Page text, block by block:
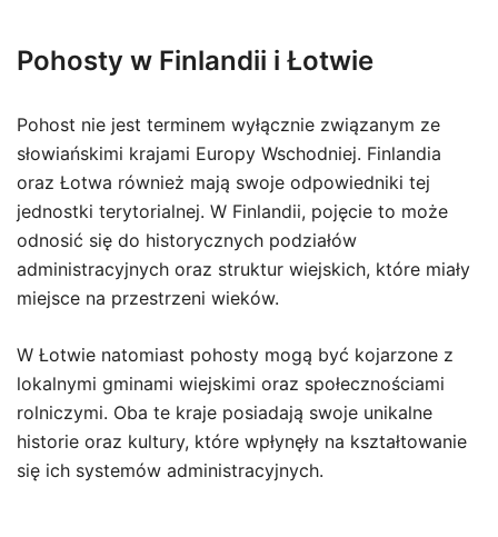
Pohosty w Finlandii i Łotwie
Pohost nie jest terminem wyłącznie związanym ze
słowiańskimi krajami Europy Wschodniej. Finlandia
oraz Łotwa również mają swoje odpowiedniki tej
jednostki terytorialnej. W Finlandii, pojęcie to może
odnosić się do historycznych podziałów
administracyjnych oraz struktur wiejskich, które miały
miejsce na przestrzeni wieków.
W Łotwie natomiast pohosty mogą być kojarzone z
lokalnymi gminami wiejskimi oraz społecznościami
rolniczymi. Oba te kraje posiadają swoje unikalne
historie oraz kultury, które wpłynęły na kształtowanie
się ich systemów administracyjnych.